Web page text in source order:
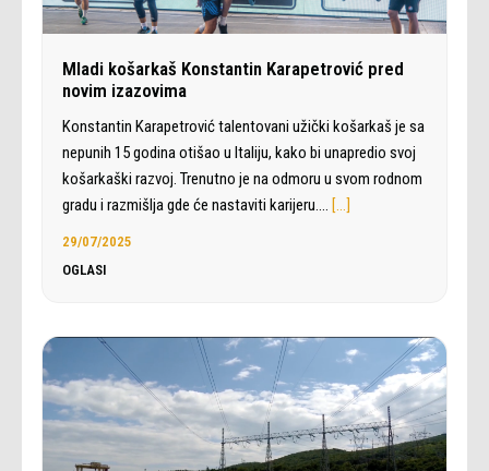
Mladi košarkaš Konstantin Karapetrović pred
novim izazovima
Konstantin Karapetrović talentovani užički košarkaš je sa
nepunih 15 godina otišao u Italiju, kako bi unapredio svoj
košarkaški razvoj. Trenutno je na odmoru u svom rodnom
gradu i razmišlja gde će nastaviti karijeru.… […]
29/07/2025
OGLASI